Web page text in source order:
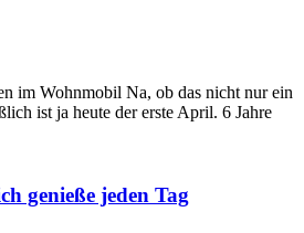
im Wohnmobil Na, ob das nicht nur ein
ist ja heute der erste April. 6 Jahre
genieße jeden Tag